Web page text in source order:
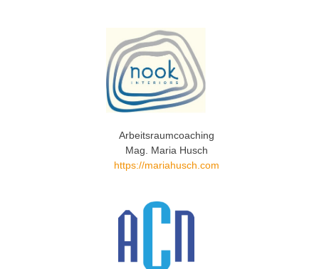
Arbeitsraumcoaching
Mag. Maria Husch
https://mariahusch.com